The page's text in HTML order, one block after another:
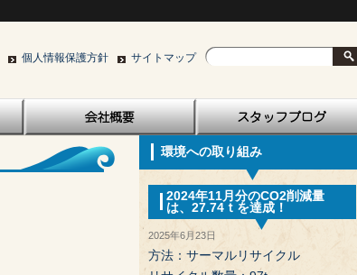
個人情報保護方針 サイトマップ
環境への取り組み
2024年11月分のCO2削減量
は、27.74ｔを達成！
2025年6月23日
方法：サーマルリサイクル